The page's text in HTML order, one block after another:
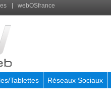
webOSfrance
Tablettes Réseaux Sociaux